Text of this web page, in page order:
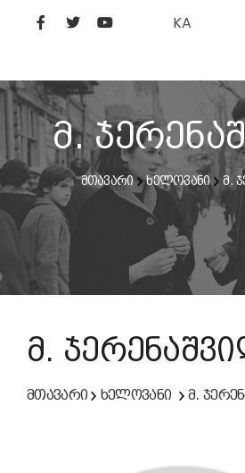
KA
ᲤᲘᲚᲛᲔᲑᲘ
ᲮᲔᲚᲝᲕᲐᲜᲘ
ᲙᲘᲜᲝᲡᲢᲣᲓᲘᲐ
ᲙᲘᲜᲝᲐᲙᲐᲓᲔᲛᲘᲐ
მ.
მთავარი ხელოვანი მ.
მ.
მთავარი ხელოვანი მ.